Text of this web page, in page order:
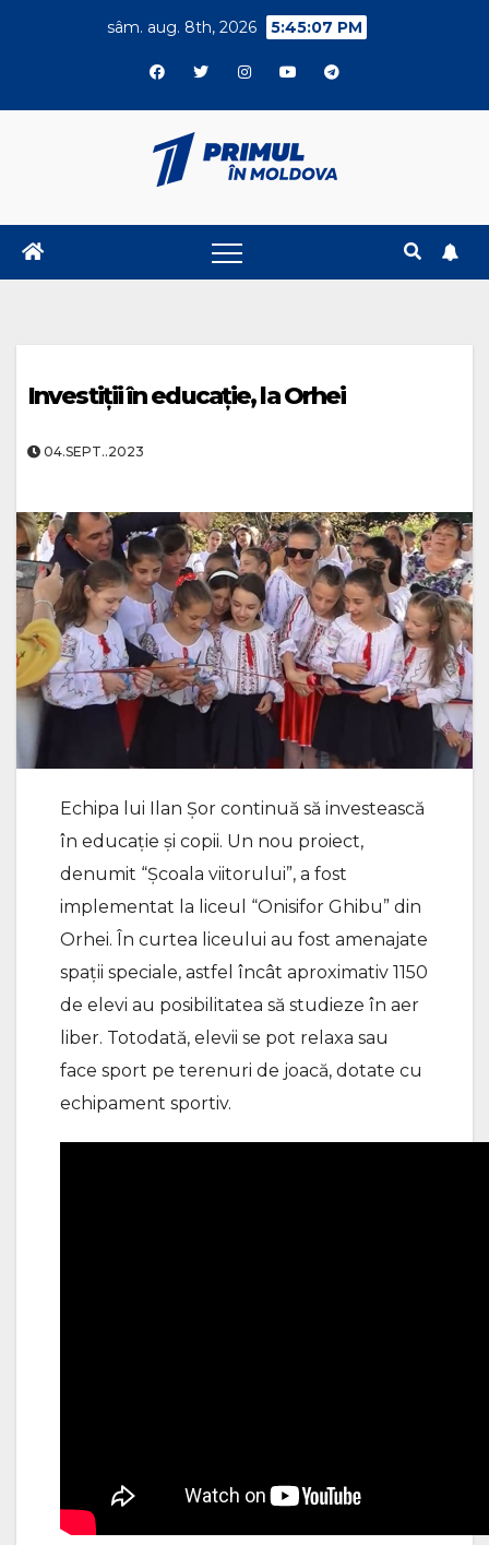
sâm. aug. 8th, 2026 5:45:08 PM
Investiții în educație, la Orhei
04.SEPT..2023
Echipa lui Ilan Șor continuă să investească
în educație și copii. Un nou proiect,
denumit “Școala viitorului”, a fost
implementat la liceul “Onisifor Ghibu” din
Orhei. În curtea liceului au fost amenajate
spații speciale, astfel încât aproximativ 1150
de elevi au posibilitatea să studieze în aer
liber. Totodată, elevii se pot relaxa sau
face sport pe terenuri de joacă, dotate cu
echipament sportiv.